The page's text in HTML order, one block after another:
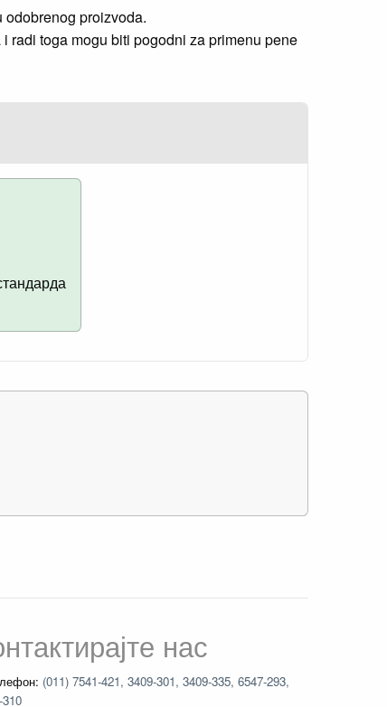
proizvoda.
radi toga mogu biti pogodni za primenu pene
нас
(011) 7541-421, 3409-301, 3409-335, 6547-293,